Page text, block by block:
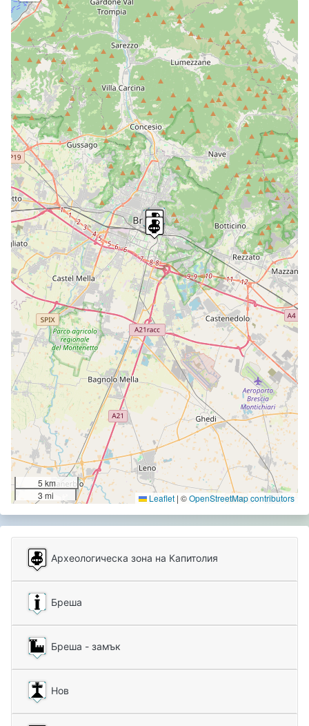
5 km
3 mi
Leaflet | ©OpenStreetMap contributors
Археологическа зона на Капитолия
Бреша
Бреша - замък
Нов